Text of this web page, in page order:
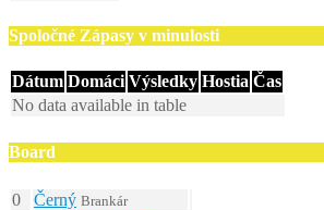
Spoločné Zápasy v minulosti
Dátum Domáci Výsledky Hostia Čas
No data available in table
Board
0 Černý Brankár